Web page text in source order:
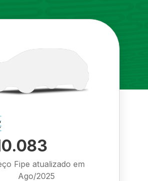
Fipe atualizado em
Ago/2025